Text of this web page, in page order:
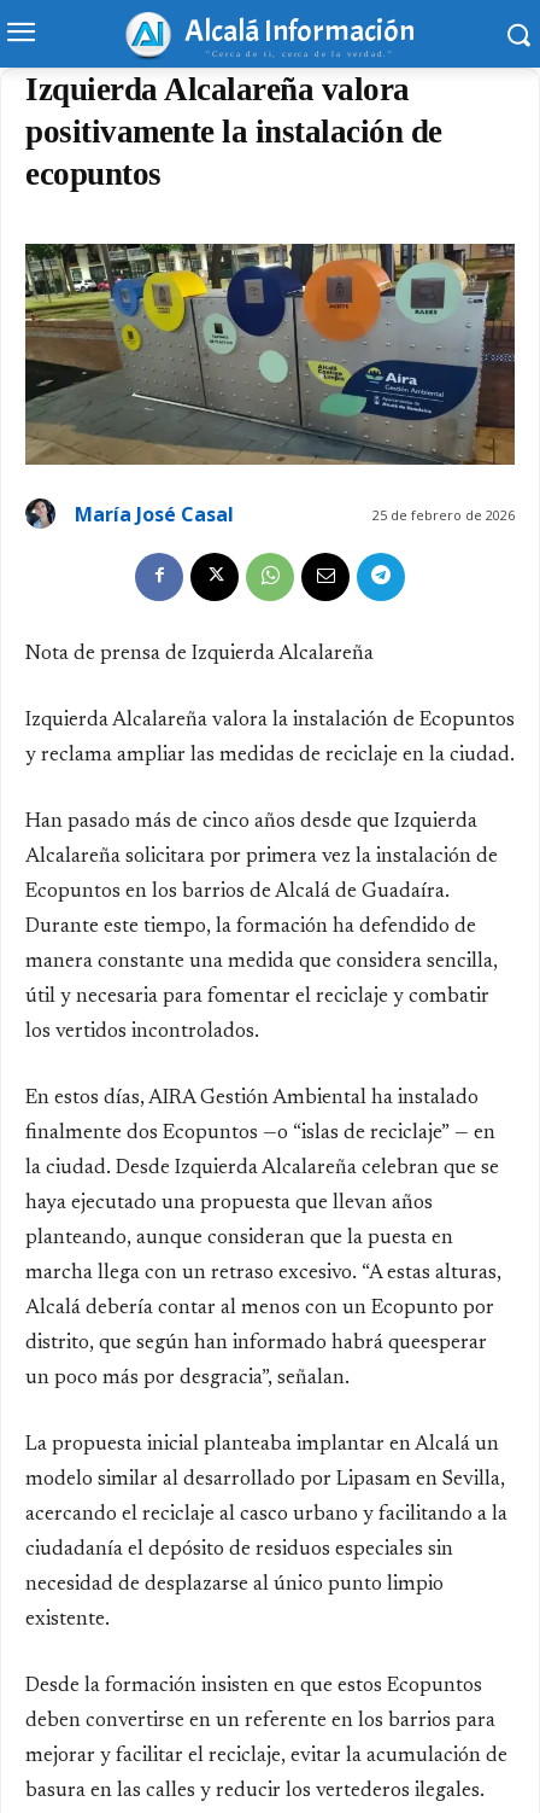
Alcalá Información
"Cerca de ti, cerca de la verdad."
Izquierda Alcalareña valora
positivamente la instalación de
ecopuntos
25 de febrero de 2026
María José Casal
Nota de prensa de Izquierda Alcalareña
Izquierda Alcalareña valora la instalación de Ecopuntos
y reclama ampliar las medidas de reciclaje en la ciudad.
Han pasado más de cinco años desde que Izquierda
Alcalareña solicitara por primera vez la instalación de
Ecopuntos en los barrios de Alcalá de Guadaíra.
Durante este tiempo, la formación ha defendido de
manera constante una medida que considera sencilla,
útil y necesaria para fomentar el reciclaje y combatir
los vertidos incontrolados.
En estos días, AIRA Gestión Ambiental ha instalado
finalmente dos Ecopuntos —o “islas de reciclaje” — en
la ciudad. Desde Izquierda Alcalareña celebran que se
haya ejecutado una propuesta que llevan años
planteando, aunque consideran que la puesta en
marcha llega con un retraso excesivo. “A estas alturas,
Alcalá debería contar al menos con un Ecopunto por
distrito, que según han informado habrá queesperar
un poco más por desgracia”, señalan.
La propuesta inicial planteaba implantar en Alcalá un
modelo similar al desarrollado por Lipasam en Sevilla,
acercando el reciclaje al casco urbano y facilitando a la
ciudadanía el depósito de residuos especiales sin
necesidad de desplazarse al único punto limpio
existente.
Desde la formación insisten en que estos Ecopuntos
deben convertirse en un referente en los barrios para
mejorar y facilitar el reciclaje, evitar la acumulación de
basura en las calles y reducir los vertederos ilegales.